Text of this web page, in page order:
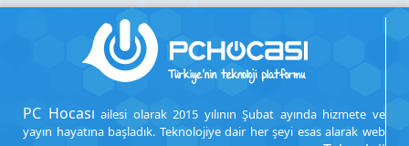
PC Hocası ailesi olarak 2015 yılının Şubat ayında hizmete ve
yayın hayatına başladık. Teknolojiye dair her şeyi esas alarak web